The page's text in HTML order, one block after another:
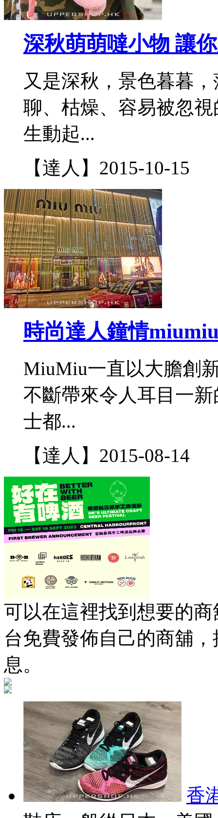
深秋萌萌噠小物 讓
又是深秋，景色暮暮
聊、枯燥、容易被忽
生動起...
【達人】 2015-10-15
時尚達人鐘情
MiuMiu一直以大膽創
不斷帶來令人耳目一
士都...
【達人】 2015-08-14
可以在這裡找到想要的商
台免費發佈自己的商舖
息。
香